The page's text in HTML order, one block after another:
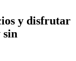
y disfrutar
sin